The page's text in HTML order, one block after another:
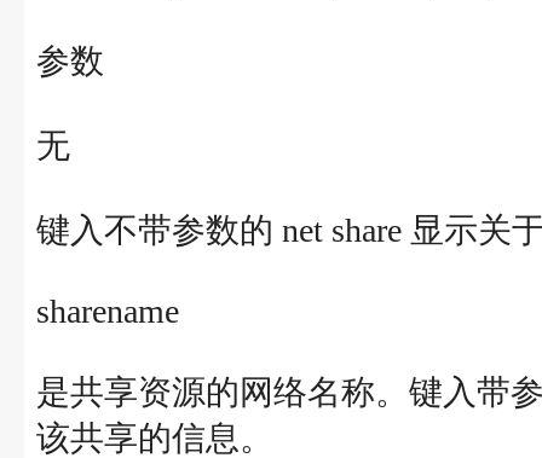
参数
无
键入不带参数的 net share 显示
sharename
是共享资源的网络名称。键入带参
该共享的信息。